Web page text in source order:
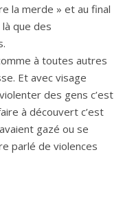
la merde » et au final
que des
à toutes autres
Et avec visage
des gens c’est
à découvert c’est
gazé ou se
parlé de violences